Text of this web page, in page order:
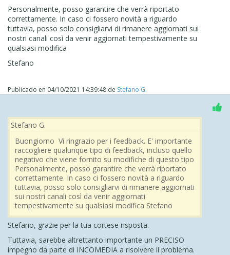
Personalmente, posso garantire che verrà riportato
correttamente. In caso ci fossero novità a riguardo
tuttavia, posso solo consigliarvi di rimanere aggiornati sui
nostri canali così da venir aggiornati tempestivamente su
qualsiasi modifica
Stefano
Publicado en 04/10/2021 14:39:48 de Stefano G.
Stefano G.
Buongiorno Vi ringrazio per i feedback. E' importante
raccogliere qualunque tipo di feedback, incluso quello
negativo che viene fornito su modifiche di questo tipo
Personalmente, posso garantire che verrà riportato
correttamente. In caso ci fossero novità a riguardo
tuttavia, posso solo consigliarvi di rimanere aggiornati
sui nostri canali così da venir aggiornati
tempestivamente su qualsiasi modifica Stefano
Stefano, grazie per la tua cortese risposta.
Tuttavia, sarebbe altrettanto importante un PRECISO
impegno da parte di INCOMEDIA a risolvere il problema.